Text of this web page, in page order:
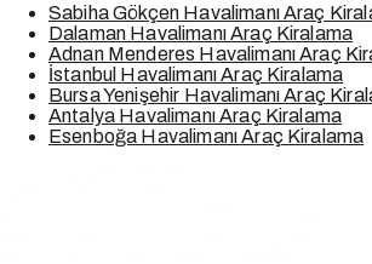
Sabiha Gökçen Havalimanı Araç
Dalaman Havalimanı Araç Kiralama
Adnan Menderes Havalimanı Araç
İstanbul Havalimanı Araç Kiralama
Bursa Yenişehir Havalimanı Araç
Antalya Havalimanı Araç Kiralama
Esenboğa Havalimanı Araç Kiralama